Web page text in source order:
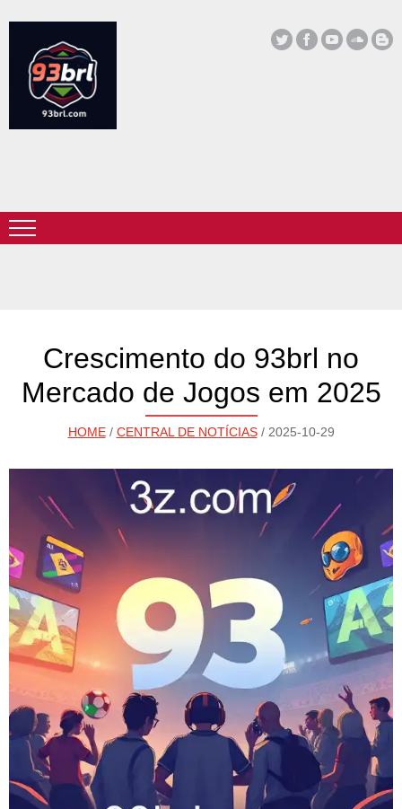
Crescimento do 93brl no
Mercado de Jogos em 2025
HOME/ CENTRAL DE NOTÍCIAS/ 2025-10-29